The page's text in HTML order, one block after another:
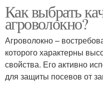
Как выбрать
агроволокно?
Агроволокно –
которого характерны
свойства. Его активно
для защиты посевов от